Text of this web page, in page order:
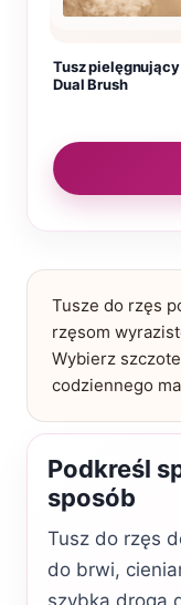
Tusz
Dual Brush
Tusze do rzęs
rzęsom
Wybierz
codziennego
Podkreśl
sposób
Tusz do rzęs
do brwi,
szybka droga